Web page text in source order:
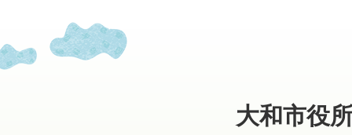
大和市役